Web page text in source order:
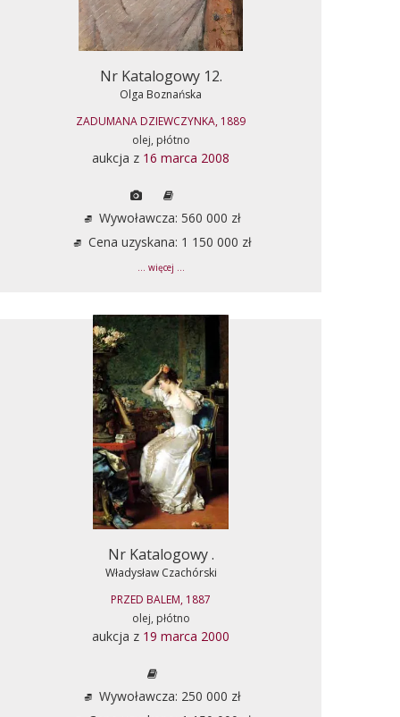
Nr Katalogowy 12.
Olga Boznańska
ZADUMANA DZIEWCZYNKA, 1889
olej, płótno
aukcja z 16 marca 2008
Wywoławcza: 560 000 zł
Cena uzyskana: 1 150 000 zł
... więcej ...
Nr Katalogowy .
Władysław Czachórski
PRZED BALEM, 1887
olej, płótno
aukcja z 19 marca 2000
Wywoławcza: 250 000 zł